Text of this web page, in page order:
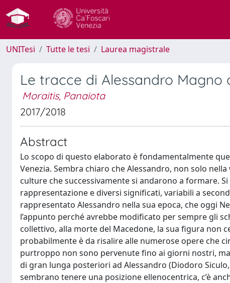
UNITesi Tutte le tesi Laurea magistrale
Le tracce di Alessandro Magno
Moraitis, Panaiota
2017/2018
Abstract
Lo scopo di questo elaborato è fondamentalmente
Venezia. Sembra chiaro che Alessandro, non solo
culture che successivamente si andarono a formare.
rappresentazione e diversi significati, variabili a
rappresentato Alessandro nella sua epoca, che oggi
l’appunto perché avrebbe modificato per sempre gli
collettivo, alla morte del Macedone, la sua figura non
probabilmente è da risalire alle numerose opere che
purtroppo non sono pervenute fino ai giorni nostri,
di gran lunga posteriori ad Alessandro (Diodoro
sembrano tenere una posizione ellenocentrica, c’è